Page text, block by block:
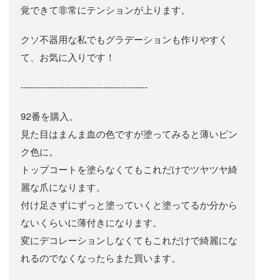
覚できて非常にテンションが上ります。
クソ不器用な私でもグラデーションも作りやすく
て、お気に入りです！
-------------------------------------------
92番を購入。
見た目はまんま血の色ですが塗ってみると薄いピン
ク色に。
トップコートを塗らなくてもこれだけでツヤツヤ綺
麗な爪になります。
付け足さずにずっと塗っていくと塗ってるか分から
ないくらいに薄付きになります。
変にデコレーションしなくてもこれだけで綺麗にな
れるのでなくなったらまた買います。